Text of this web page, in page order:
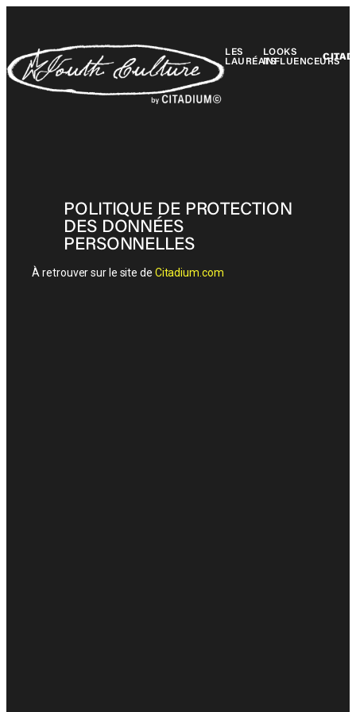
LES
LAURÉATS
LOOKS
INFLUENCEURS
POLITIQUE DE PROTECTION
DES DONNÉES
PERSONNELLES
À retrouver sur le site de Citadium.com